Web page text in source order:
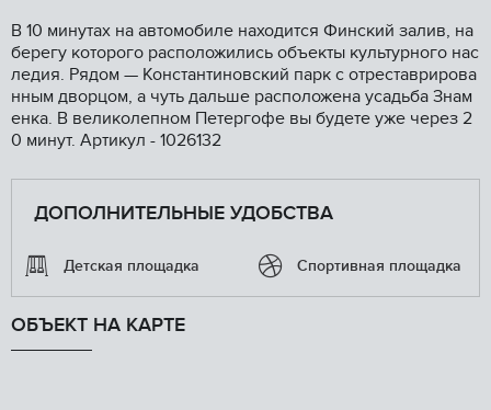
В 10 минутах на автомобиле находится Финский залив, на
берегу которого расположились объекты культурного нас
ледия. Рядом — Константиновский парк с отреставрирова
нным дворцом, а чуть дальше расположена усадьба Знам
енка. В великолепном Петергофе вы будете уже через 2
0 минут. Артикул - 1026132
ДОПОЛНИТЕЛЬНЫЕ УДОБСТВА
Детская площадка Спортивная площадка
ОБЪЕКТ НА КАРТЕ